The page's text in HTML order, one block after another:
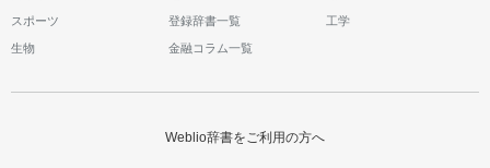
スポーツ 登録辞書一覧 工学
生物 金融コラム一覧
Weblio辞書をご利用の方へ